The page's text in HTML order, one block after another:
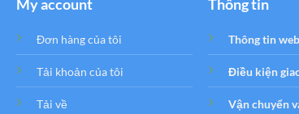
My account
Đơn hàng của tôi
Tải khoản của tôi
Tải về
Thông tin
Thông tin
Điều kiện
Vận chuyển